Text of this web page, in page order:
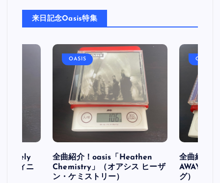
来日記念Oasis特集
フィニ
OASIS
全曲紹介！oasis「Heathen
Chemistry」（オアシス ヒーザ
ン・ケミストリー）
OASIS
全曲紹介
AWAY」
グ）